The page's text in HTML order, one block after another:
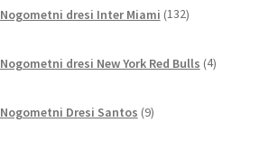
Nogometni dresi Inter Miami 132izdelkov
Nogometni dresi New York Red Bulls 4izdelki
Nogometni Dresi Santos 9izdelkov